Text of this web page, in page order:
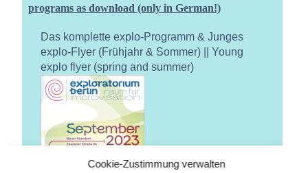
Cookie-Zustimmung verwalten
programs as download (only in German!)
Das komplette explo-Programm & Junges
explo-Flyer (Frühjahr & Sommer) || Young
explo flyer (spring and summer)